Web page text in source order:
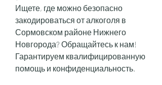
Ищете, где можно безопасно
закодироваться от алкоголя в
Сормовском районе Нижнего
Новгорода? Обращайтесь к нам!
Гарантируем квалифицированную
помощь и конфиденциальность.